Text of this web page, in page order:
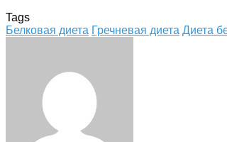
Tags
Белковая диета Гречневая диета Диета